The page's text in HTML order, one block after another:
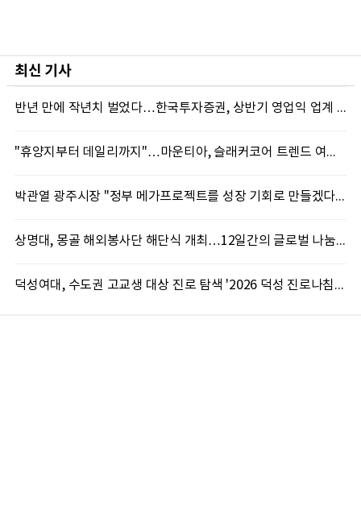
최신 기사
반년 만에 작년치 벌었다…한국투자증권, 상반기 영업익 업계 첫 2조 돌파
"휴양지부터 데일리까지"…마운티아, 슬래커코어 트렌드 여름 신제품 선봬
박관열 광주시장 "정부 메가프로젝트를 성장 기회로 만들겠다"…첫 시정토론회 개최
상명대, 몽골 해외봉사단 해단식 개최…12일간의 글로벌 나눔 성료
덕성여대, 수도권 고교생 대상 진로 탐색 '2026 덕성 진로나침판' 개최